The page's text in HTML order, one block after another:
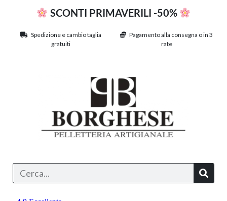
SCONTI PRIMAVERILI -50%
Spedizione e cambio taglia
gratuiti
Pagamento alla consegna o in 3
rate